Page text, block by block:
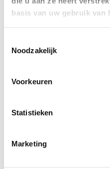
basis van uw gebruik van
Noodzakelijk
Voorkeuren
Statistieken
Marketing
Bericht
Door dit formulier te versturen